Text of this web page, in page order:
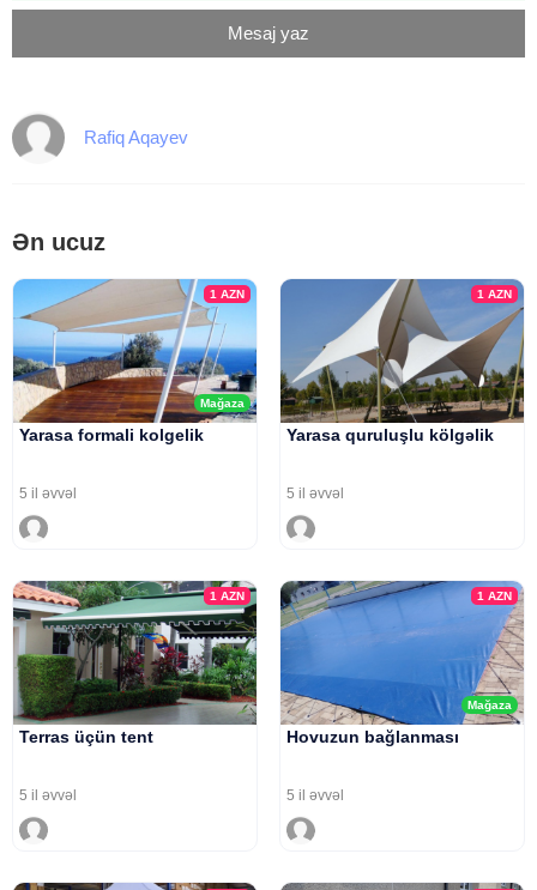
Mesaj yaz
Rafiq Aqayev
Ən ucuz
Mağaza
1AZN
Yarasa formali kolgelik
5 il əvvəl
1 AZN
Yarasa quruluşlu kölgəlik
5 il əvvəl
1AZN
Terras üçün tent
5 il əvvəl
Mağaza
1 AZN
Hovuzun bağlanması
5 il əvvəl